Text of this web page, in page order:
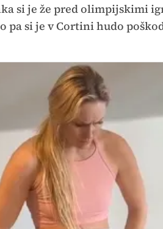
si je že pred olimpijskimi
pa si je v Cortini hudo